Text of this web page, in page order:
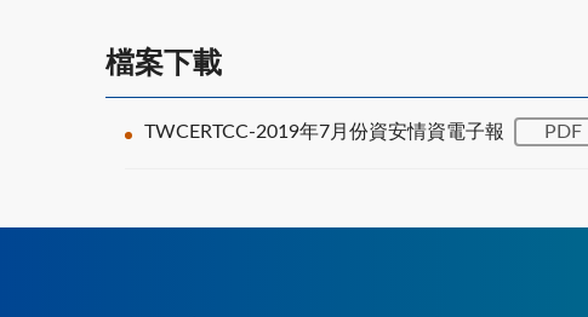
檔案下載
TWCERTCC-2019年7月份資安情資電子報 PDF